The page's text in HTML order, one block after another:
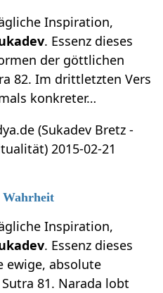
Inspiration,
. Essenz dieses
der göttlichen
82.Im drittletzten Vers
konkreter…
(Sukadev Bretz -
2015-02-21
Wahrheit
Inspiration,
. Essenz dieses
ewige, absolute
81. Narada lobt